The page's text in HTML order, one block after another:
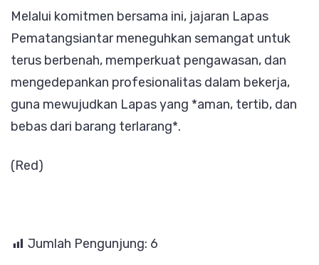
Melalui komitmen bersama ini, jajaran Lapas
Pematangsiantar meneguhkan semangat untuk
terus berbenah, memperkuat pengawasan, dan
mengedepankan profesionalitas dalam bekerja,
guna mewujudkan Lapas yang *aman, tertib, dan
bebas dari barang terlarang*.
(Red)
Jumlah Pengunjung: 6